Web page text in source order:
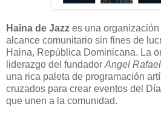
Haina de Jazz es una
alcance comunitario sin fines de
Haina, República Dominicana. La
liderazgo del fundador Angel
una rica paleta de programación
cruzados para crear eventos del
que unen a la comunidad.